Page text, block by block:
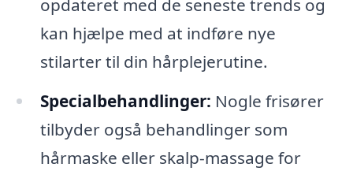
opdateret med de seneste trends og
kan hjælpe med at indføre nye
stilarter til din hårplejerutine.
Specialbehandlinger: Nogle frisører
tilbyder også behandlinger som
hårmaske eller skalp-massage for